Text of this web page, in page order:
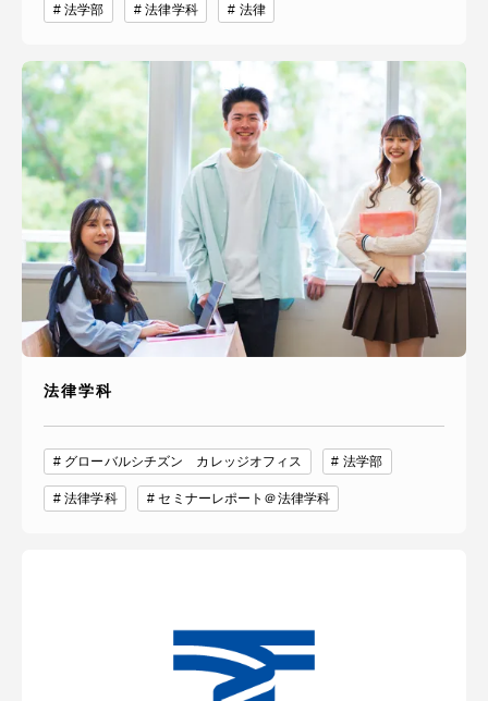
法学部 法律学科 法律
法律学科
グローバルシチズン カレッジオフィス 法学部
法律学科 セミナーレポート＠法律学科